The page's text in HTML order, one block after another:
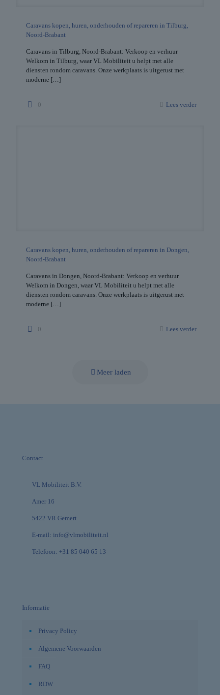
Caravans kopen, huren, onderhouden of repareren in Tilburg,
Noord-Brabant
Caravans in Tilburg, Noord-Brabant: Verkoop en verhuur
Welkom in Tilburg, waar VL Mobiliteit u helpt met alle
diensten rondom caravans. Onze werkplaats is uitgerust met
moderne […]
0 Lees verder
Caravans kopen, huren, onderhouden of repareren in Dongen,
Noord-Brabant
Caravans in Dongen, Noord-Brabant: Verkoop en verhuur
Welkom in Dongen, waar VL Mobiliteit u helpt met alle
diensten rondom caravans. Onze werkplaats is uitgerust met
moderne […]
0 Lees verder
Meer laden
Contact
VL Mobiliteit B.V.
Amer 16
5422 VR Gemert
E-mail: info@vlmobiliteit.nl
Telefoon: +31 85 040 65 13
Informatie
Privacy Policy
Algemene Voorwaarden
FAQ
RDW